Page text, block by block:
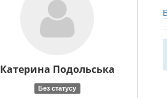
Катерина Подольська
Без статусу